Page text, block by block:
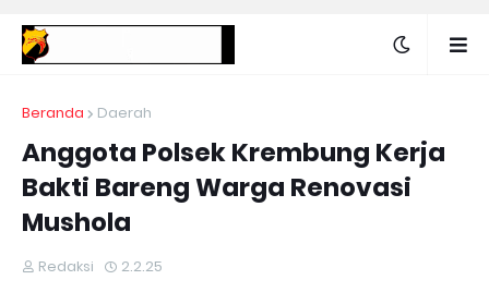
Beranda Daerah
Anggota Polsek Krembung Kerja
Bakti Bareng Warga Renovasi
Mushola
Redaksi 2.2.25